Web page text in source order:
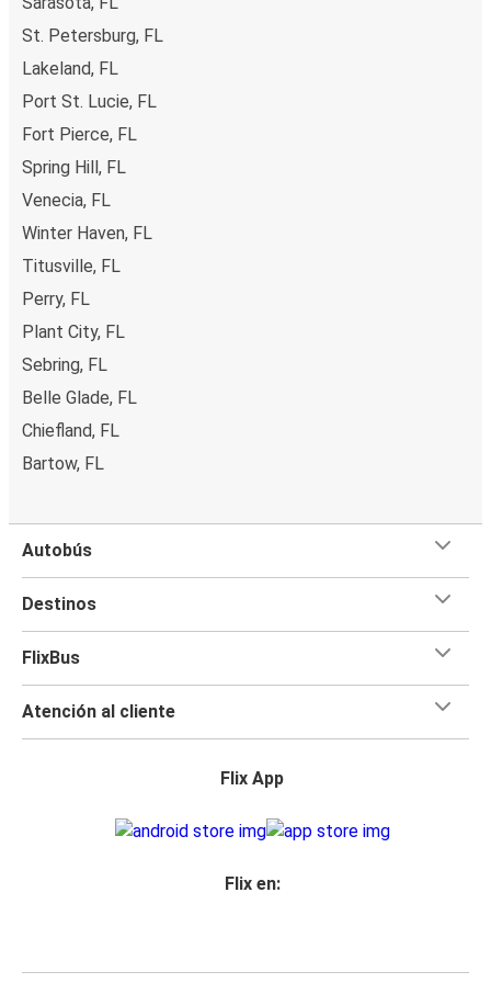
St. Petersburg, FL
Lakeland, FL
Port St. Lucie, FL
Fort Pierce, FL
Spring Hill, FL
Venecia, FL
Winter Haven, FL
Titusville, FL
Perry, FL
Plant City, FL
Sebring, FL
Belle Glade, FL
Chiefland, FL
Bartow, FL
Autobús
Destinos
FlixBus
Atención al cliente
Flix App
Flix en: